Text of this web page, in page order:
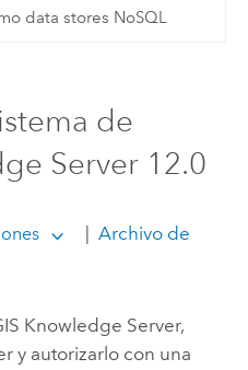
data stores NoSQL
de
Server 12.0
| Archivo de
Knowledge Server,
y autorizarlo con una